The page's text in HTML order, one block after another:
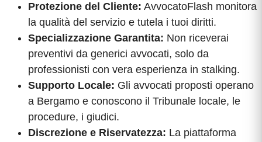
Protezione del Cliente: AvvocatoFlash monitora
la qualità del servizio e tutela i tuoi diritti.
Specializzazione Garantita: Non riceverai
preventivi da generici avvocati, solo da
professionisti con vera esperienza in stalking.
Supporto Locale: Gli avvocati proposti operano
a Bergamo e conoscono il Tribunale locale, le
procedure, i giudici.
Discrezione e Riservatezza: La piattaforma